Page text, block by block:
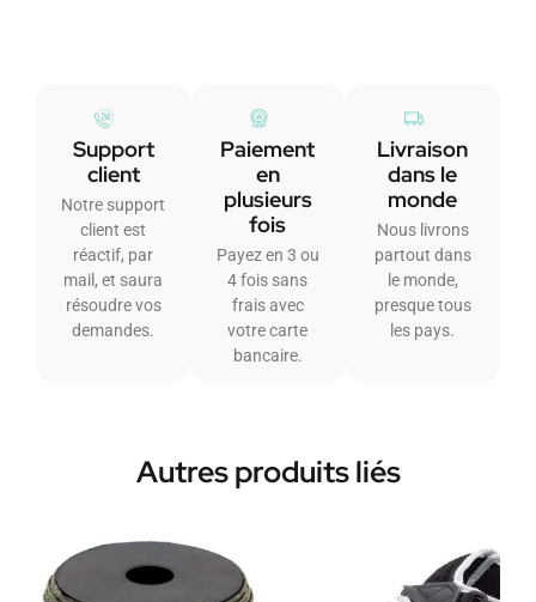
Support
client
Notre support
client est
réactif, par
mail, et saura
résoudre vos
demandes.
Paiement
en
plusieurs
fois
Payez en 3 ou
4 fois sans
frais avec
votre carte
bancaire.
Livraison
dans le
monde
Nous livrons
partout dans
le monde,
presque tous
les pays.
Autres produits liés